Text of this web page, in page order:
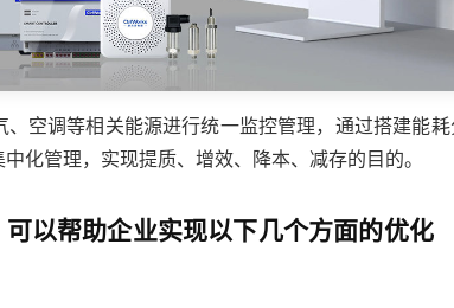
空调等相关能源进行统一监控管理，通过搭建能
化管理，实现提质、增效、
降本、减存的目的。
以帮助企业实现以下几个方面的优化